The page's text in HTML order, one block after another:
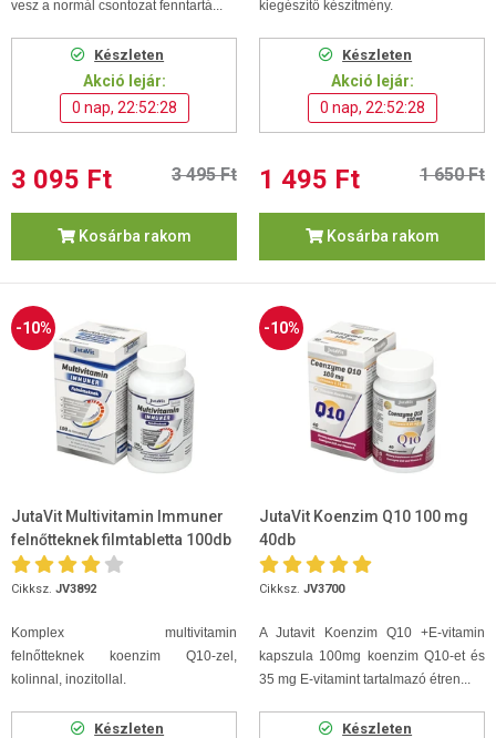
vesz a normál csontozat fenntartá...
Készleten
Akció lejár:
0 nap, 22:52:27
3 095 Ft 3 495 Ft
Kosárba rakom
kiegészítő készítmény.
Készleten
Akció lejár:
0 nap, 22:52:27
1 495 Ft 1 650 Ft
Kosárba rakom
-10%
JutaVit Multivitamin Immuner
felnőtteknek filmtabletta 100db
Cikksz. JV3892
Komplex multivitamin
felnőtteknek koenzim Q10-zel,
kolinnal, inozitollal.
Készleten
-10%
JutaVit Koenzim Q10 100 mg
40db
Cikksz. JV3700
A Jutavit Koenzim Q10 +E-vitamin
kapszula 100mg koenzim Q10-et és
35 mg E-vitamint tartalmazó étren...
Készleten